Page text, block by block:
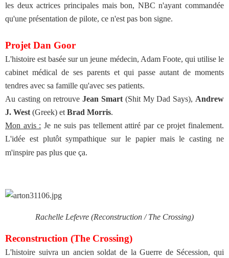
les deux actrices principales mais bon, NBC n'ayant commandée
qu'une présentation de pilote, ce n'est pas bon signe.
Projet Dan Goor
L'histoire est basée sur un jeune médecin, Adam Foote, qui utilise le
cabinet médical de ses parents et qui passe autant de moments
tendres avec sa famille qu'avec ses patients.
Au casting on retrouveJean Smart (Shit My Dad Says), Andrew
J. West (Greek) et Brad Morris.
Mon avis : Je ne suis pas tellement attiré par ce projet finalement.
L'idée est plutôt sympathique sur le papier mais le casting ne
m'inspire pas plus que ça.
Rachelle Lefevre (Reconstruction / The Crossing)
Reconstruction (The Crossing)
L'histoire suivra un ancien soldat de la Guerre de Sécession, qui